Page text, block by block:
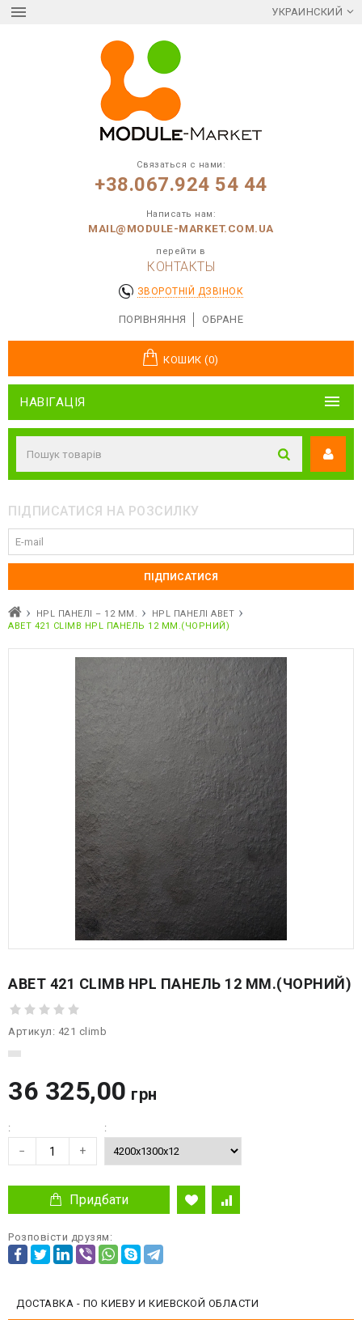
УКРАИНСКИЙ
Связаться с нами:
+38.067.924 54 44
Написать нам:
MAIL@MODULE-MARKET.COM.UA
перейти в
КОНТАКТЫ
ЗВОРОТНІЙ ДЗВІНОК
ПОРІВНЯННЯ ОБРАНЕ
КОШИК (0)
НАВІГАЦІЯ
ПІДПИСАТИСЯ НА РОЗСИЛКУ
HPL ПАНЕЛІ – 12 ММ.
HPL ПАНЕЛІ ABET
ABET 421 CLIMB HPL ПАНЕЛЬ 12 ММ.(ЧОРНИЙ)
ABET 421 CLIMB HPL ПАНЕЛЬ 12 ММ.(ЧОРНИЙ)
Артикул: 421 climb
36 325,00 грн
:
− +
:
Придбати
Розповісти друзям:
ДОСТАВКА - ПО КИЕВУ И КИЕВСКОЙ ОБЛАСТИ